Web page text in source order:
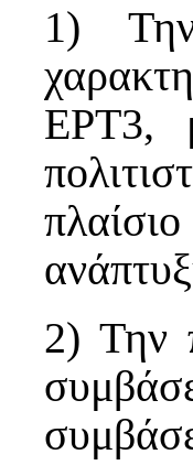
1)
ΕΡΤ3,
2) Την